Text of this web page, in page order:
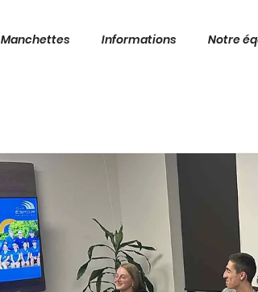
Manchettes Informations Notre